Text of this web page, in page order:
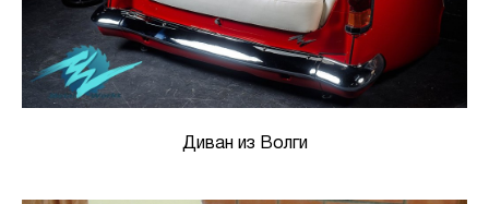
Диван из Волги